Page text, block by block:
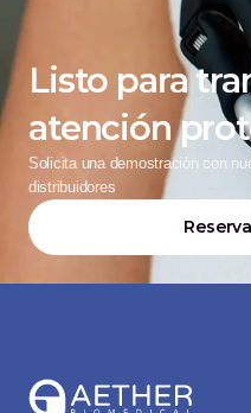
Listo para
atención
Solicita una demostración con
distribuidores